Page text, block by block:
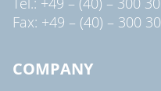
Fax: +49 – (40) – 300
COMPANY